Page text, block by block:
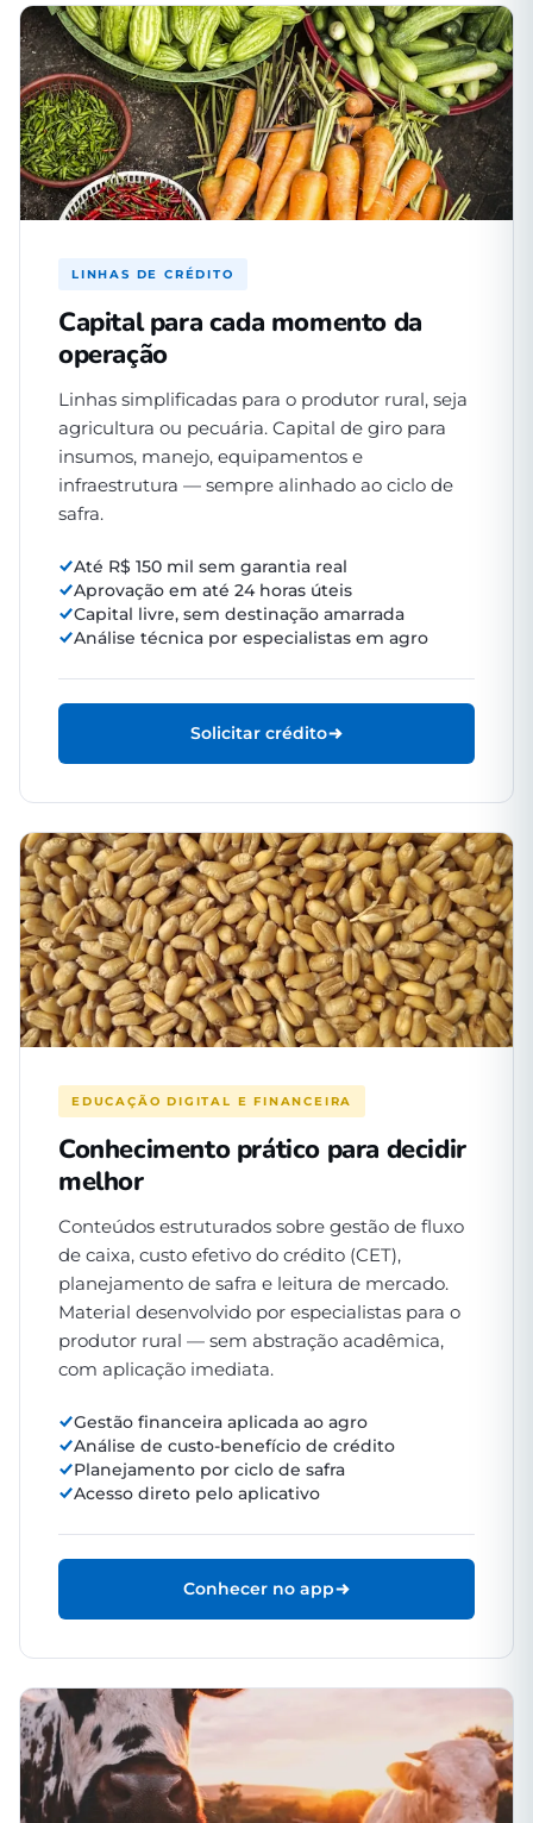
LINHAS DE CRÉDITO
Capital para cada momento da
operação
Linhas simplificadas para o produtor rural, seja
agricultura ou pecuária. Capital de giro para
insumos, manejo, equipamentos e
infraestrutura — sempre alinhado ao ciclo de
safra.
Até R$ 150 mil sem garantia real
Aprovação em até 24 horas úteis
Capital livre, sem destinação amarrada
Análise técnica por especialistas em agro
Solicitar crédito
EDUCAÇÃO DIGITAL E FINANCEIRA
Conhecimento prático para decidir
melhor
Conteúdos estruturados sobre gestão de fluxo
de caixa, custo efetivo do crédito (CET),
planejamento de safra e leitura de mercado.
Material desenvolvido por especialistas para o
produtor rural — sem abstração acadêmica,
com aplicação imediata.
Gestão financeira aplicada ao agro
Análise de custo-benefício de crédito
Planejamento por ciclo de safra
Acesso direto pelo aplicativo
Conhecer no app